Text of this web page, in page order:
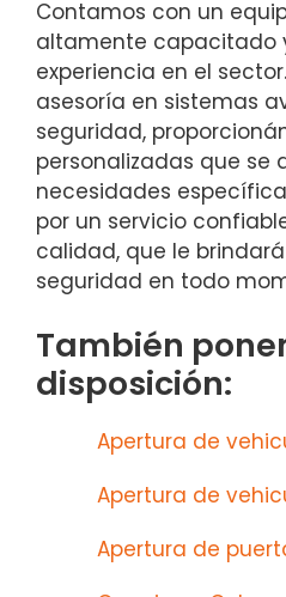
Contamos con un
altamente capacitado
experiencia en el
asesoría en sistemas
seguridad,
personalizadas que se
necesidades
por un servicio
calidad, que le
seguridad en todo
También
disposición:
Apertura de
Apertura de
Apertura de